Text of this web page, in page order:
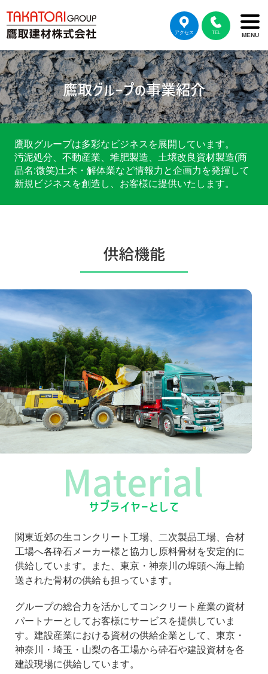
アクセス TEL MENU
鷹取グループは多彩なビジネスを展開しています。
汚泥処分、不動産業、堆肥製造、土壌改良資材製造(商
品名:微笑)土木・解体業など情報力と企画力を発揮して
新規ビジネスを創造し、お客様に提供いたします。
関東近郊の生コンクリート工場、二次製品工場、合材
工場へ各砕石メーカー様と協力し原料骨材を安定的に
供給しています。また、東京・神奈川の埠頭へ海上輸
送された骨材の供給も担っています。
グループの総合力を活かしてコンクリート産業の資材
パートナーとしてお客様にサービスを提供していま
す。建設産業における資材の供給企業として、東京・
神奈川・埼玉・山梨の各工場から砕石や建設資材を各
建設現場に供給しています。